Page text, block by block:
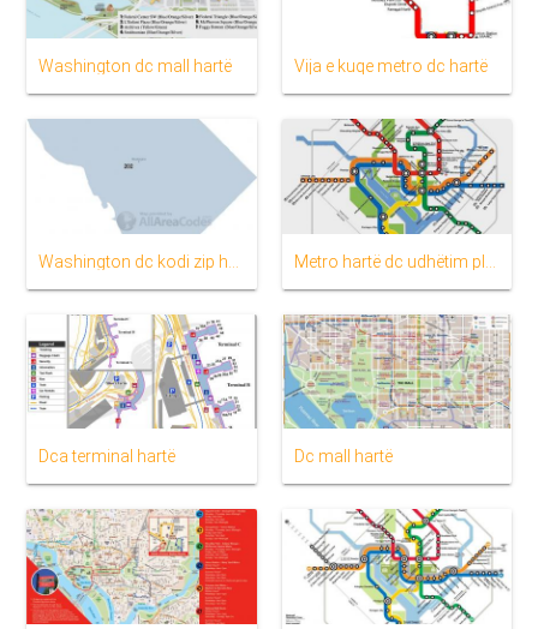
Washington dc mall hartë Vija e kuqe metro dc hartë
Dca terminal hartë Dc mall hartë